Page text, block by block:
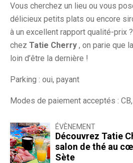
Vous cherchez un lieu ou vous
délicieux petits plats ou encore
à un excellent rapport qualité-prix
chez Tatie Cherry , on parie que
loin d’être la dernière !
Parking : oui, payant
Modes de paiement acceptés :
ÉVÈNEMENT
Découvrez Tatie
salon de thé au
Sète